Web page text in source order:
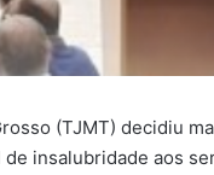
(TJMT) decidiu
insalubridade aos